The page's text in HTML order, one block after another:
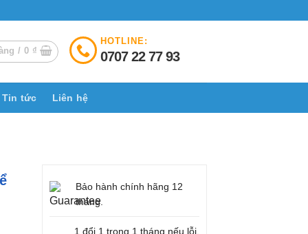
/ 0 ₫
HOTLINE:
0707 22 77 93
Tin tức Liên hệ
Bảo hành chính hãng 12
tháng.
1 đổi 1 trong 1 tháng nếu lỗi,